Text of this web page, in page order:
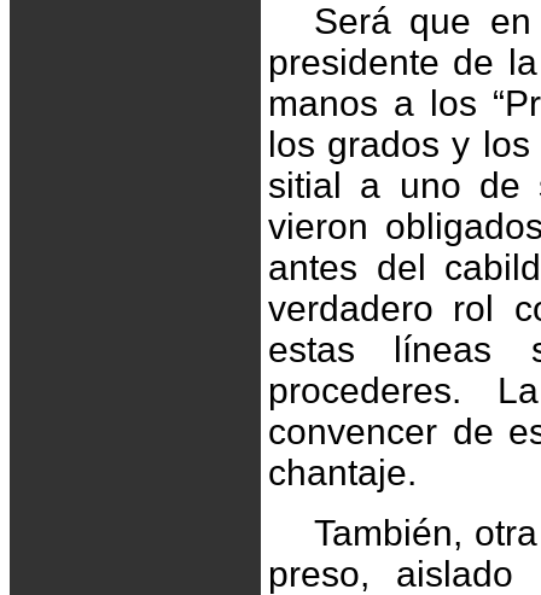
Será que
presidente de
manos a los
los grados y
sitial a uno de
vieron
antes del
verdadero rol
estas líneas
procederes.
convencer de
chantaje.
También,
preso, aislado